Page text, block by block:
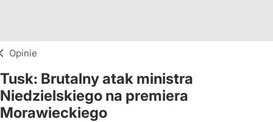
Opinie
Tusk: Brutalny atak ministra
Niedzielskiego na premiera
Morawieckiego